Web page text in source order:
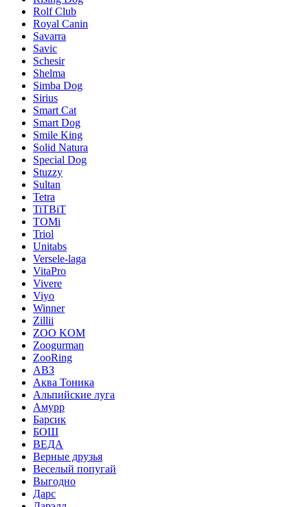
Rolf Club
Royal Canin
Savarra
Savic
Schesir
Shelma
Simba Dog
Sirius
Smart Cat
Smart Dog
Smile King
Solid Natura
Special Dog
Stuzzy
Sultan
Tetra
TiTBiT
TOMi
Triol
Unitabs
Versele-laga
VitaPro
Vivere
Viyo
Winner
Zillii
ZOO KOM
Zoogurman
ZooRing
АВЗ
Аква Тоника
Альпийские луга
Амурр
Барсик
БОШ
ВЕДА
Верные друзья
Веселый попугай
Выгодно
Дарс